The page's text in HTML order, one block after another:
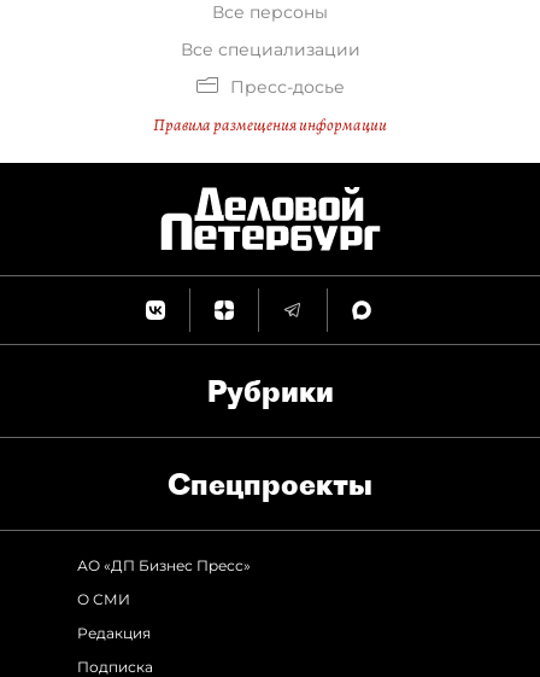
Все персоны
Все специализации
Пресс-досье
Правила размещения информации
Рубрики
Спец­проекты
АО «ДП Бизнес Пресс»
О СМИ
Редакция
Подписка